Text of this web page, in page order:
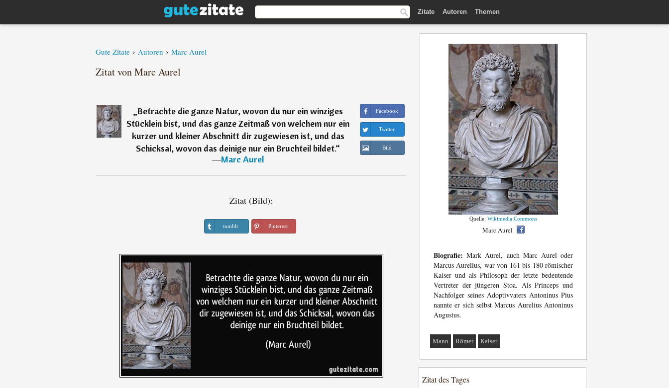
Zitate Autoren Themen
Gute Zitate › Autoren › Marc Aurel
Zitat von Marc Aurel
„Betrachte die ganze Natur, wovon du nur ein winziges
Stücklein bist, und das ganze Zeitmaß von welchem nur ein
kurzer und kleiner Abschnitt dir zugewiesen ist, und das
Schicksal, wovon das deinige nur ein Bruchteil bildet.“
―Marc Aurel
Facebook
Twitter
Bild
Zitat (Bild):
tumblr Pinterest
Quelle: Wikimedia Commons
Marc Aurel
Biografie: Mark Aurel, auch Marc Aurel oder
Marcus Aurelius, war von 161 bis 180 römischer
Kaiser und als Philosoph der letzte bedeutende
Vertreter der jüngeren Stoa. Als Princeps und
Nachfolger seines Adoptivvaters Antoninus Pius
nannte er sich selbst Marcus Aurelius Antoninus
Augustus.
Mann Römer Kaiser
Zitat des Tages